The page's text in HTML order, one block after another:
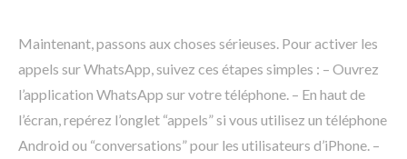
Maintenant, passons aux choses sérieuses. Pour activer les
appels sur WhatsApp, suivez ces étapes simples : – Ouvrez
l’application WhatsApp sur votre téléphone. – En haut de
l’écran, repérez l’onglet “appels” si vous utilisez un téléphone
Android ou “conversations” pour les utilisateurs d’iPhone. –